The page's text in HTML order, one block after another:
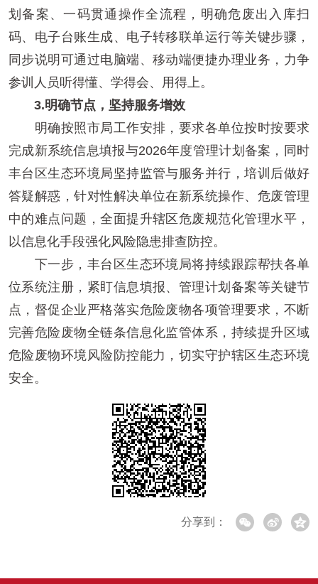
划备案、一码贯通操作全流程，明确危废出入库扫
码、电子台账生成、电子转移联单运行等关键步骤，
同步说明可通过电脑端、移动端便捷办理业务，力争
参训人员听得懂、学得会、用得上。
3.明确节点，坚持服务增效
明确按照市局工作安排，要求各单位按时按要求
完成新系统信息填报与2026年度管理计划备案，同时
丰台区生态环境局坚持监管与服务并行，培训后做好
答疑解惑，针对性解决单位在新系统操作、危废管理
中的难点问题，全面提升辖区危废规范化管理水平，
以信息化手段强化风险隐患排查防控。
下一步，丰台区生态环境局将持续跟踪帮扶各单
位系统注册，紧盯信息填报、管理计划备案等关键节
点，督促企业严格落实危险废物各项管理要求，不断
完善危险废物全链条信息化监管体系，持续提升区域
危险废物环境风险防控能力，切实守护辖区生态环境
安全。
分享到：